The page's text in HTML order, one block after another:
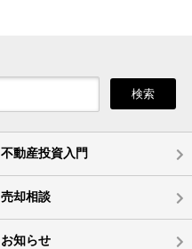
検索
不動産投資入門
売却相談
お知らせ